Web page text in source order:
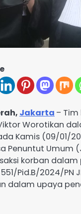
Jakarta – Tim
Worotikan
Kamis (09/01/
Penuntut Umum
korban
Pid.B/2024/PN
dalam upaya